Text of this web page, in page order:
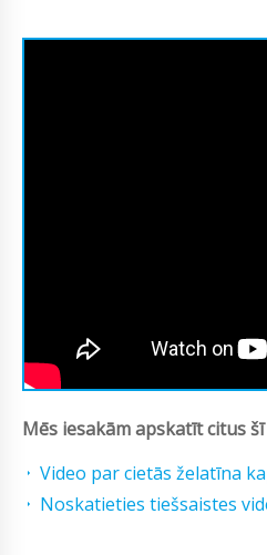
Mēs iesakām apskatīt citus
Video par cietās želatīna
Noskatieties tiešsaistes